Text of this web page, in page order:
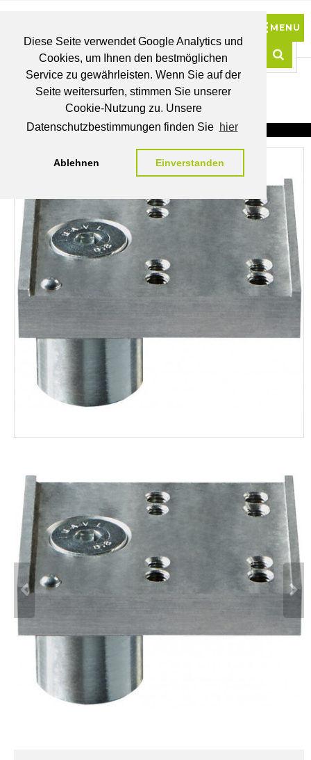
Diese Seite verwendet Google Analytics und
Cookies, um Ihnen den bestmöglichen
Service zu gewährleisten. Wenn Sie auf der
Seite weitersurfen, stimmen Sie unserer
Cookie-Nutzung zu. Unsere
Datenschutzbestimmungen finden Sie hier
Ablehnen Einverstanden
BRUTTO
PREISE
MEIN
WUNSCHLISTE